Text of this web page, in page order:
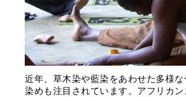
近年、草木染や藍染をあわせた多様
染めも注目されています。アフリカ